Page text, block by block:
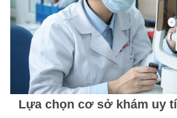
Lựa chọn cơ sở khám uy